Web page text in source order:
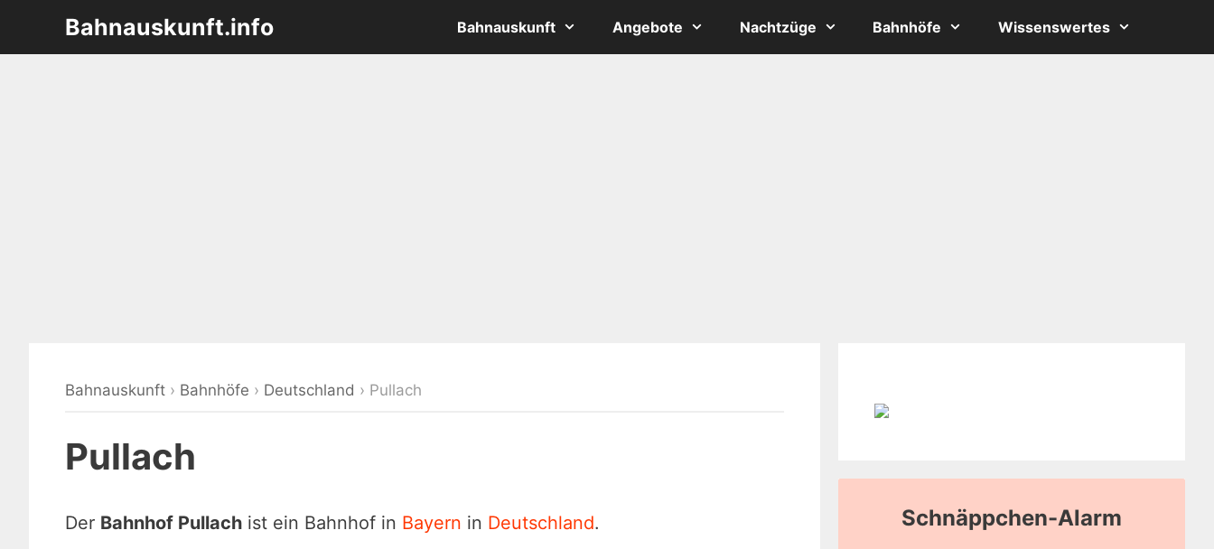
springen
Bahnauskunft.info Bahnauskunft Angebote Nachtzüge Bahnhöfe Wissenswertes
Bahnauskunft › Bahnhöfe › Deutschland › Pullach
Pullach
Der Bahnhof Pullach ist ein Bahnhof in Bayern in Deutschland. Schnäppchen-Alarm